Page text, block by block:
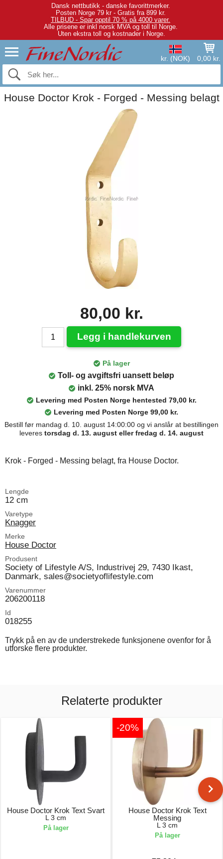
Dansk nettbutikk - danske favorittmerker.
Posten Norge 79 kr - Gratis fra 899 kr.
TILBUD - Spar opptil 70 % på 4000 varer.
Alle prisene er inkl norsk MVA og toll til Norge.
Uten ekstra toll og kostnader i Norge.
kr. (NOK) 0,00 kr.
House Doctor Krok - Forged - Messing belagt
80,00 kr.
Legg i handlekurven
På lager
Toll- og avgiftsfri uansett beløp
inkl. 25% norsk MVA
Levering med Posten Norge hentested 79,00 kr.
Levering med Posten Norge 99,00 kr.
Bestill før mandag d. 10. august 14:00:00 og vi anslår at bestillingen
leveres torsdag d. 13. august eller fredag d. 14. august
Krok - Forged - Messing belagt, fra House Doctor.
Lengde
12 cm
Varetype
Knagger
Merke
House Doctor
Produsent
Society of Lifestyle A/S, Industrivej 29, 7430 Ikast,
Danmark, sales@societyoflifestyle.com
Varenummer
206200118
Id
018255
Trykk på en av de understrekede funksjonene ovenfor for å
utforske flere produkter.
Relaterte produkter
House Doctor Krok Text Svart
L 3 cm
På lager
-20%
House Doctor Krok Text
Messing
L 3 cm
På lager